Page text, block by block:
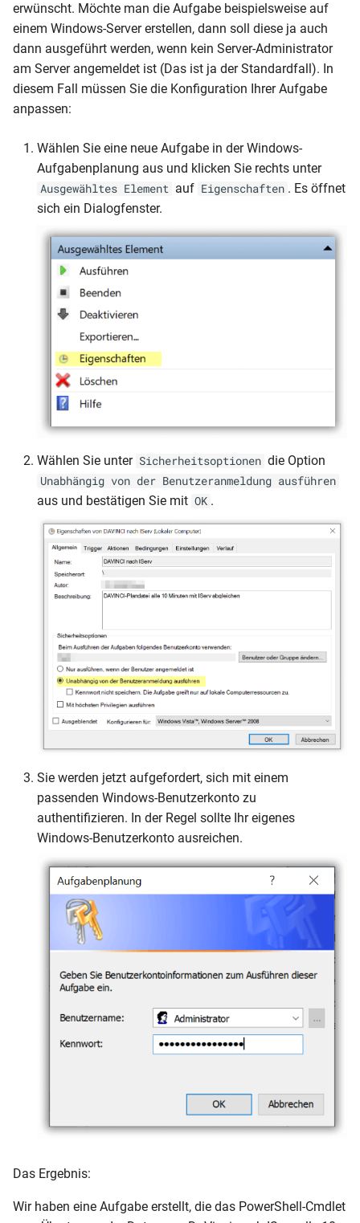
erwünscht. Möchte man die Aufgabe beispielsweise auf
einem Windows-Server erstellen, dann soll diese ja auch
dann ausgeführt werden, wenn kein Server-Administrator
am Server angemeldet ist (Das ist ja der Standardfall). In
diesem Fall müssen Sie die Konfiguration Ihrer Aufgabe
anpassen:
Wählen Sie eine neue Aufgabe in der Windows-
Aufgabenplanung aus und klicken Sie rechts unter
Ausgewähltes Element auf Eigenschaften . Es öffnet
sich ein Dialogfenster.
Wählen Sie unter Sicherheitsoptionen die Option
Unabhängig von der Benutzeranmeldung ausführen
aus und bestätigen Sie mit OK .
Sie werden jetzt aufgefordert, sich mit einem
passenden Windows-Benutzerkonto zu
authentifizieren. In der Regel sollte Ihr eigenes
Windows-Benutzerkonto ausreichen.
Das Ergebnis:
Wir haben eine Aufgabe erstellt, die das PowerShell-Cmdlet